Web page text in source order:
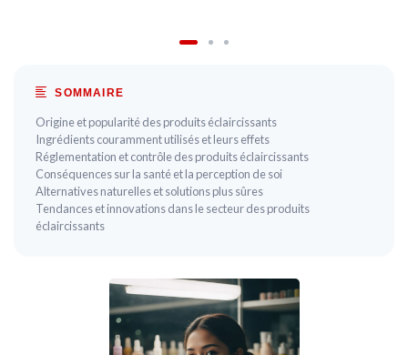
SOMMAIRE
Origine et popularité des produits éclaircissants
Ingrédients couramment utilisés et leurs effets
Réglementation et contrôle des produits éclaircissants
Conséquences sur la santé et la perception de soi
Alternatives naturelles et solutions plus sûres
Tendances et innovations dans le secteur des produits
éclaircissants